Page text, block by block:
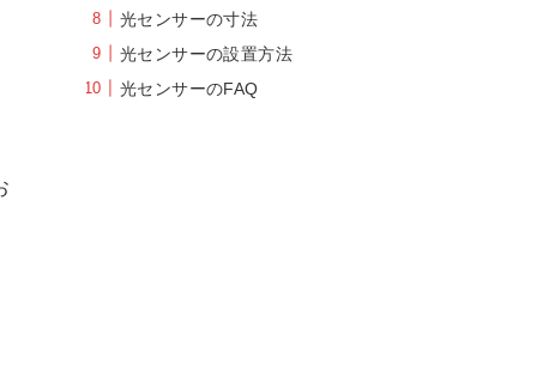
光センサーの寸法
光センサーの設置方法
光センサーのFAQ